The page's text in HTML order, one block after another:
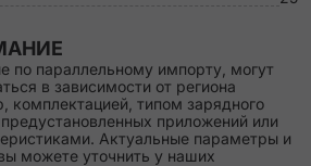
по параллельному импорту, могут
в зависимости от региона
комплектацией, типом зарядного
приложений или
Актуальные параметры и
можете уточнить у наших